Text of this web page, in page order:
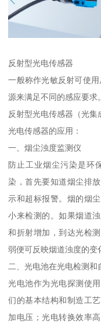
反射型光电传感器
一般称作光敏反射可使
源来满足不同的感应要求。
反射型光电传感器（光集
光电传感器的应用：
一、烟尘浊度监测仪
防止工业烟尘污染是环
染，首先要知道烟尘排
示和超标报警。烟的烟
小来检测的。如果烟道
和折射增加，到达光检
弱便可反映烟道浊度的变
二、光电池在光电检测和
光电池作为光电探测使
们的基本结构和制造工
加电压；光电转换效率